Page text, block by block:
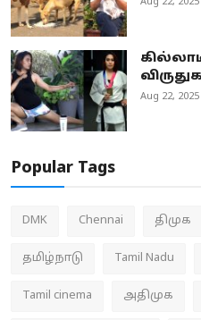
Aug 22, 2025
Popular Tags
DMK Chennai திமுக
தமிழ்நாடு Tamil Nadu
Tamil cinema அதிமுக